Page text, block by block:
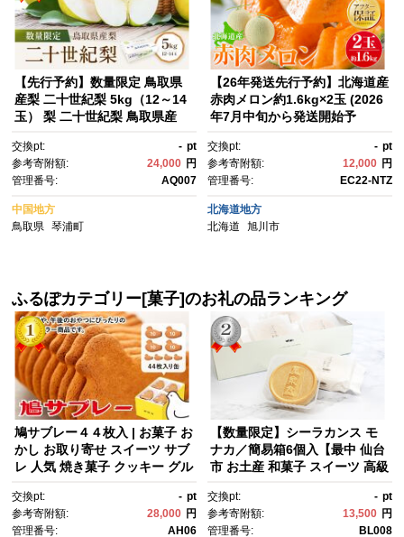
【先行予約】数量限定 鳥取県
産梨 二十世紀梨 5kg（12～14
玉） 梨 二十世紀梨 鳥取県産
kg 鳥取県産二十世紀梨 新鮮 先
行予約 美味しい おいしい 人
気 甘い おすすめ 梨 梨先行予
約 鳥取 鳥取県産 琴浦町 梨
交換pt: - pt
参考寄附額:
24,000 円
管理番号:
AQ007
中国地方
鳥取県
琴浦町
【26年発送先行予約】北海道産
赤肉メロン約1.6kg×2玉 (2026
年7月中旬から発送開始予
ツ メロン 赤肉 赤肉メロン めろ
ん meron melon 国産 デザー
ト 産地直送 旬 お取り寄せ 甘
い 北海道産 旭川市 北海道 】_
02061
交換pt: - pt
参考寄附額:
12,000 円
管理番号:
EC22-NTZ
北海道地方
北海道
旭川市
ふるぽカテゴリー[菓子]のお礼の品ランキング
鳩サブレー４４枚入 | お菓子 お
かし お取り寄せ スイーツ サブ
レ 人気 焼き菓子 クッキー グル
菓 神奈川 鎌倉 ギフト 老舗 詰
め合わせ 定番 名物 送料無料
交換pt: - pt
参考寄附額:
28,000 円
管理番号:
AH06
【数量限定】シーラカンス モ
ナカ／簡易箱6個入【最中 仙台
市 お土産 和菓子 スイーツ 高級
イーツ ギフト 贈り物】
交換pt: - pt
参考寄附額:
13,500 円
管理番号:
BL008